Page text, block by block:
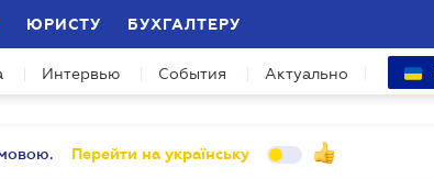
ЮРИСТУ БУХГАЛТЕРУ
Интервью События Актуально
Перейти на українську